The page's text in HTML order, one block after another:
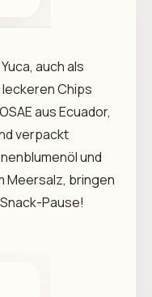
auch als
Chips
aus Ecuador,
verpackt
und
Meersalz, bringen
Pause!